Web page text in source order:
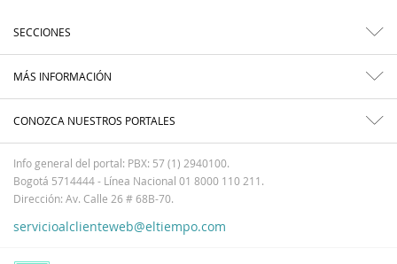
SECCIONES
MÁS INFORMACIÓN
CONOZCA NUESTROS PORTALES
Info general del portal: PBX: 57 (1) 2940100.
Bogotá 5714444 - Línea Nacional 01 8000 110 211.
Dirección: Av. Calle 26 # 68B-70.
servicioalclienteweb@eltiempo.com